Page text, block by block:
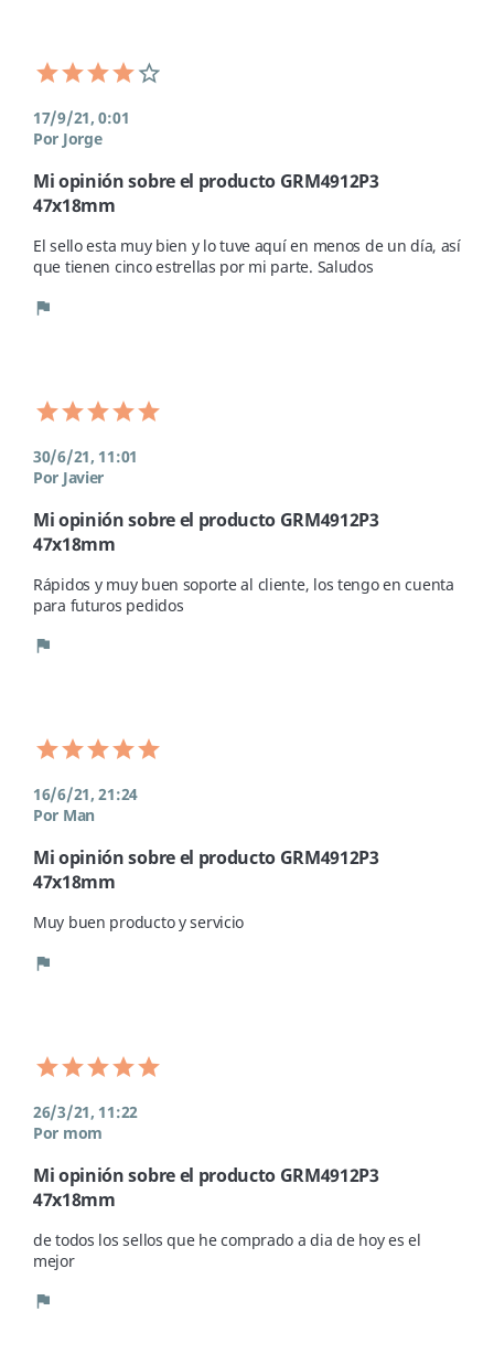
17/9/21, 0:01
Por Jorge
Mi opinión sobre el producto GRM4912P3
47x18mm
El sello esta muy bien y lo tuve aquí en menos de un día, así
que tienen cinco estrellas por mi parte. Saludos
flag
30/6/21, 11:01
Por Javier
Mi opinión sobre el producto GRM4912P3
47x18mm
Rápidos y muy buen soporte al cliente, los tengo en cuenta
para futuros pedidos
flag
16/6/21, 21:24
Por Man
Mi opinión sobre el producto GRM4912P3
47x18mm
Muy buen producto y servicio
flag
26/3/21, 11:22
Por mom
Mi opinión sobre el producto GRM4912P3
47x18mm
de todos los sellos que he comprado a dia de hoy es el
mejor
flag